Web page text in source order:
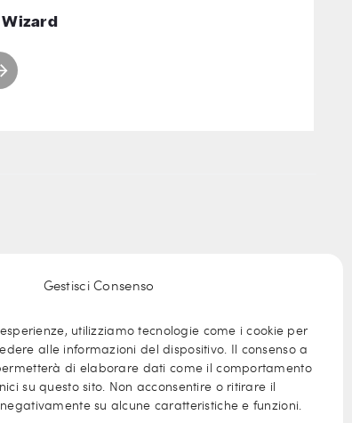
Gestisci Consenso
utilizziamo tecnologie come i cookie per
alle informazioni del dispositivo. Il consenso a
di elaborare dati come il comportamento
su questo sito. Non acconsentire o ritirare il
su alcune caratteristiche e funzioni.
Wizard